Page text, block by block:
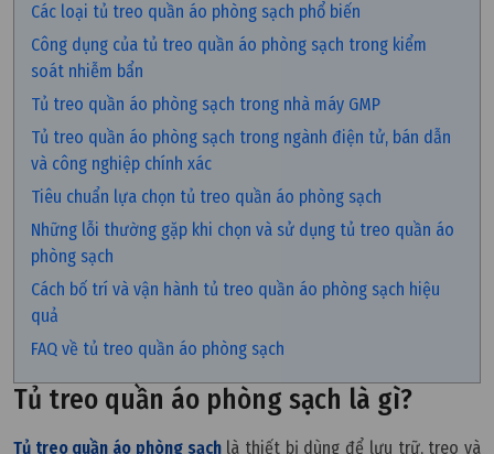
Các loại tủ treo quần áo phòng sạch phổ biến
Công dụng của tủ treo quần áo phòng sạch trong kiểm
soát nhiễm bẩn
Tủ treo quần áo phòng sạch trong nhà máy GMP
Tủ treo quần áo phòng sạch trong ngành điện tử, bán dẫn
và công nghiệp chính xác
Tiêu chuẩn lựa chọn tủ treo quần áo phòng sạch
Những lỗi thường gặp khi chọn và sử dụng tủ treo quần áo
phòng sạch
Cách bố trí và vận hành tủ treo quần áo phòng sạch hiệu
quả
FAQ về tủ treo quần áo phòng sạch
Tủ treo quần áo phòng sạch là gì?
Tủ treo quần áo phòng sạchlà thiết bị dùng để lưu trữ, treo và